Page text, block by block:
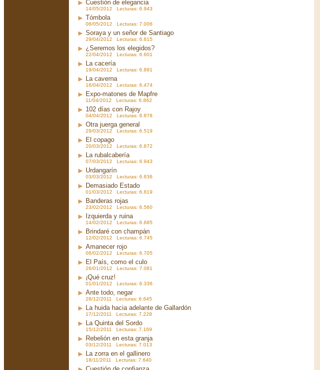
Cuestión de elegancia
14/05/2012 Lecturas: 6.943
Tómbola
06/05/2012 Lecturas: 7.006
Soraya y un señor de Santiago
29/04/2012 Lecturas: 6.615
¿Seremos los elegidos?
22/04/2012 Lecturas: 6.601
La cacería
19/04/2012 Lecturas: 6.891
La caverna
16/04/2012 Lecturas: 6.474
Expo-matones de Mapfre
11/04/2012 Lecturas: 6.862
102 días con Rajoy
04/04/2012 Lecturas: 6.878
Otra juerga general
29/03/2012 Lecturas: 6.519
El copago
20/03/2012 Lecturas: 6.872
La rubalcabería
07/03/2012 Lecturas: 6.943
Urdangarín
03/03/2012 Lecturas: 6.636
Demasiado Estado
01/03/2012 Lecturas: 6.819
Banderas rojas
23/02/2012 Lecturas: 6.560
Izquierda y ruina
14/02/2012 Lecturas: 6.685
Brindaré con champán
12/02/2012 Lecturas: 6.745
Amanecer rojo
06/02/2012 Lecturas: 6.705
El País, como el culo
26/01/2012 Lecturas: 7.081
¡Qué cruz!
01/01/2012 Lecturas: 6.336
Ante todo, negar
28/12/2011 Lecturas: 6.645
La huida hacia adelante de Gallardón
17/12/2011 Lecturas: 7.228
La Quinta del Sordo
15/12/2011 Lecturas: 7.169
Rebelión en esta granja
03/12/2011 Lecturas: 7.013
La zorra en el gallinero
18/11/2011 Lecturas: 7.640